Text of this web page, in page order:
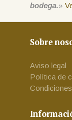
bodega.»
Sobre
Aviso legal
Política de